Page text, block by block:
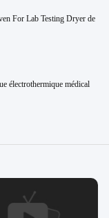
For Lab Testing Dryer de
électrothermique médical